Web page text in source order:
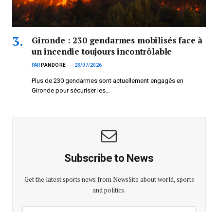
Gironde : 230 gendarmes mobilisés face à
un incendie toujours incontrôlable
PAR PANDORE 23/07/2026
Plus de 230 gendarmes sont actuellement engagés en
Gironde pour sécuriser les…
Subscribe to News
Get the latest sports news from NewsSite about world, sports
and politics.